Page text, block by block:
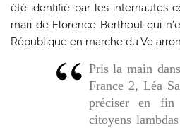
été identifié par les internautes
mari de Florence Berthout qui
République en marche du Ve
Pris la main
France 2, Léa
préciser en fin
citoyens